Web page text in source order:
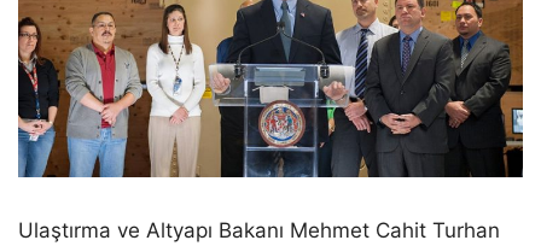
Ulaştırma ve Altyapı Bakanı Mehmet Cahit Turhan